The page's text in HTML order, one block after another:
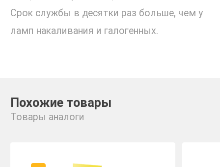
Срок службы в десятки раз больше, чем у
ламп накаливания и галогенных.
Похожие товары
Товары аналоги